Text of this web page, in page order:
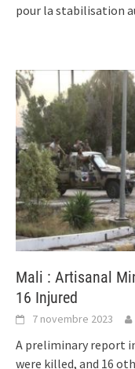
pour la stabilisation
Mali : Artisanal
16 Injured
7 novembre 2023
A preliminary report
were killed, and 16